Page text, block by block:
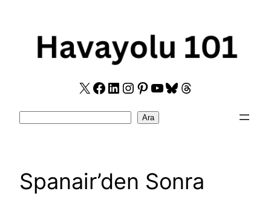
X Facebook
LinkedIn
Instagram
Pinterest
YouTube
Bluesky
Threads
Ara
Spanair’den Sonra